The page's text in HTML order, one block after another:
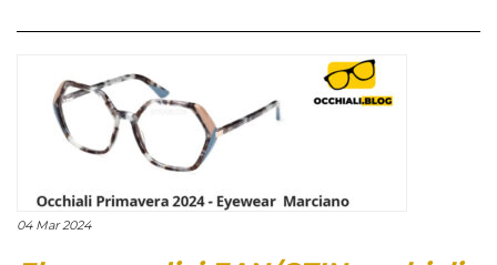
04 Mar 2024